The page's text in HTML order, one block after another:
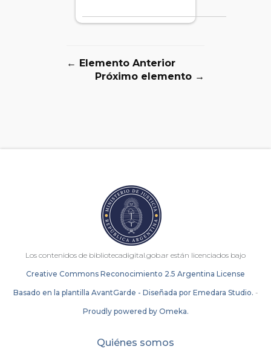
← Elemento Anterior
Próximo elemento →
Los contenidos de bibliotecadigital.gob.ar están licenciados bajo
Creative Commons Reconocimiento 2.5 Argentina License
Basado en la plantilla AvantGarde - Diseñada por Emedara Studio. -
Proudly powered by Omeka.
Quiénes somos